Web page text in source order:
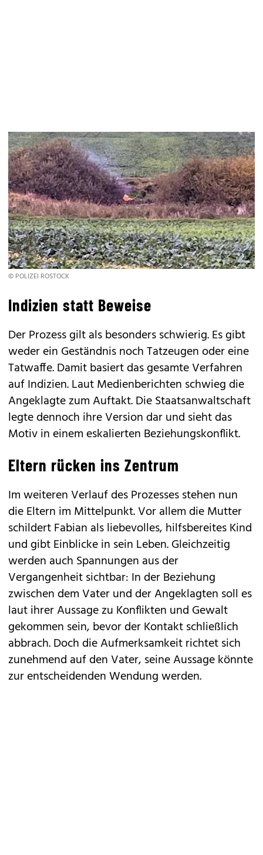
© POLIZEI ROSTOCK
Indizien statt Beweise
Der Prozess gilt als besonders schwierig. Es gibt
weder ein Geständnis noch Tatzeugen oder eine
Tatwaffe. Damit basiert das gesamte Verfahren
auf Indizien. Laut Medienberichten schwieg die
Angeklagte zum Auftakt. Die Staatsanwaltschaft
legte dennoch ihre Version dar und sieht das
Motiv in einem eskalierten Beziehungskonflikt.
Eltern rücken ins Zentrum
Im weiteren Verlauf des Prozesses stehen nun
die Eltern im Mittelpunkt. Vor allem die Mutter
schildert Fabian als liebevolles, hilfsbereites Kind
und gibt Einblicke in sein Leben. Gleichzeitig
werden auch Spannungen aus der
Vergangenheit sichtbar: In der Beziehung
zwischen dem Vater und der Angeklagten soll es
laut ihrer Aussage zu Konflikten und Gewalt
gekommen sein, bevor der Kontakt schließlich
abbrach. Doch die Aufmerksamkeit richtet sich
zunehmend auf den Vater, seine Aussage könnte
zur entscheidenden Wendung werden.